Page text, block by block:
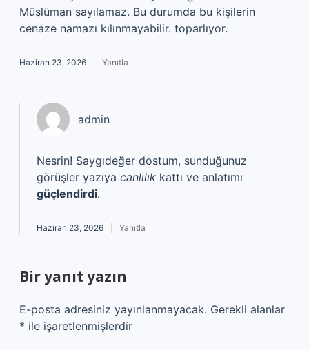
Müslüman sayılamaz. Bu durumda bu kişilerin
cenaze namazı kılınmayabilir. toparlıyor.
Haziran 23, 2026 Yanıtla
admin
Nesrin! Saygıdeğer dostum, sunduğunuz
görüşler yazıya canlılık kattı ve anlatımı
güçlendirdi.
Haziran 23, 2026 Yanıtla
Bir yanıt yazın
E-posta adresiniz yayınlanmayacak. Gerekli alanlar
* ile işaretlenmişlerdir